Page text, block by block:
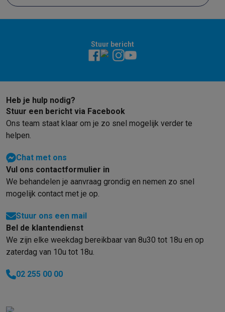
Stuur bericht
Heb je hulp nodig?
Stuur een bericht via Facebook
Ons team staat klaar om je zo snel mogelijk verder te
helpen.
Chat met ons
Vul ons contactformulier in
We behandelen je aanvraag grondig en nemen zo snel
mogelijk contact met je op.
Stuur ons een mail
Bel de klantendienst
We zijn elke weekdag bereikbaar van 8u30 tot 18u en op
zaterdag van 10u tot 18u.
02 255 00 00